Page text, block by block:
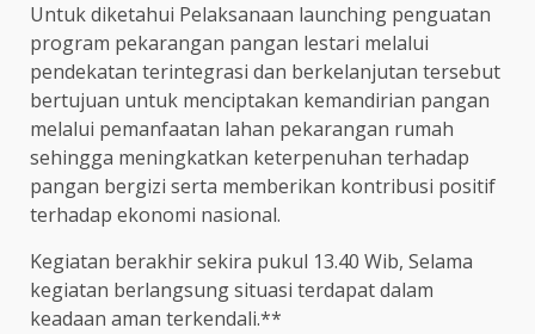
Untuk diketahui Pelaksanaan launching penguatan
program pekarangan pangan lestari melalui
pendekatan terintegrasi dan berkelanjutan tersebut
bertujuan untuk menciptakan kemandirian pangan
melalui pemanfaatan lahan pekarangan rumah
sehingga meningkatkan keterpenuhan terhadap
pangan bergizi serta memberikan kontribusi positif
terhadap ekonomi nasional.
Kegiatan berakhir sekira pukul 13.40 Wib, Selama
kegiatan berlangsung situasi terdapat dalam
keadaan aman terkendali.**